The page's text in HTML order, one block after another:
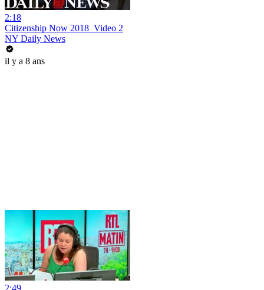
2:18
Citizenship Now 2018_Video 2
NY Daily News
il y a 8 ans